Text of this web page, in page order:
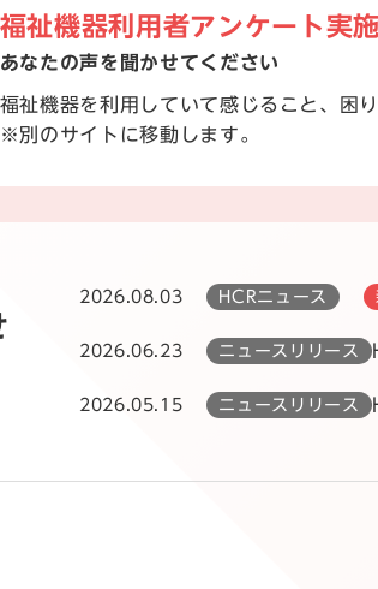
福祉機器利用者アンケート実
あなたの声を聞かせてください
福祉機器を利用していて感じること、困
※別のサイトに移動します。
2026.08.03 HCRニュース
2026.06.23 ニュースリリース
2026.05.15 ニュースリリース